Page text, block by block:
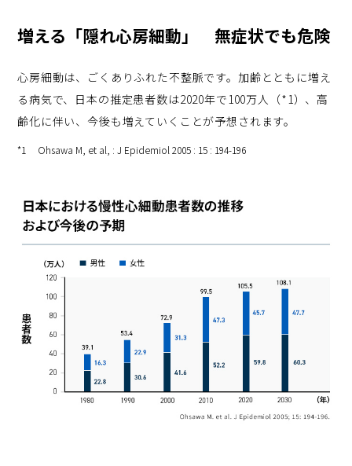
増える「隠れ心房細動」 無症状でも危険
心房細動は、ごくありふれた不整脈です。加齢とともに増え
る病気で、日本の推定患者数は2020年で100万人（*1）、高
齢化に伴い、今後も増えていくことが予想されます。
*1 Ohsawa M, et al, : J Epidemiol 2005 : 15 : 194-196